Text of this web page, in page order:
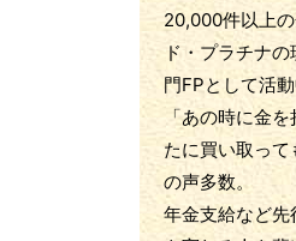
20,000件以上
ド・プラチナ
門FPとして活動
「あの時に金
たに買い取っ
の声多数。
年金支給など